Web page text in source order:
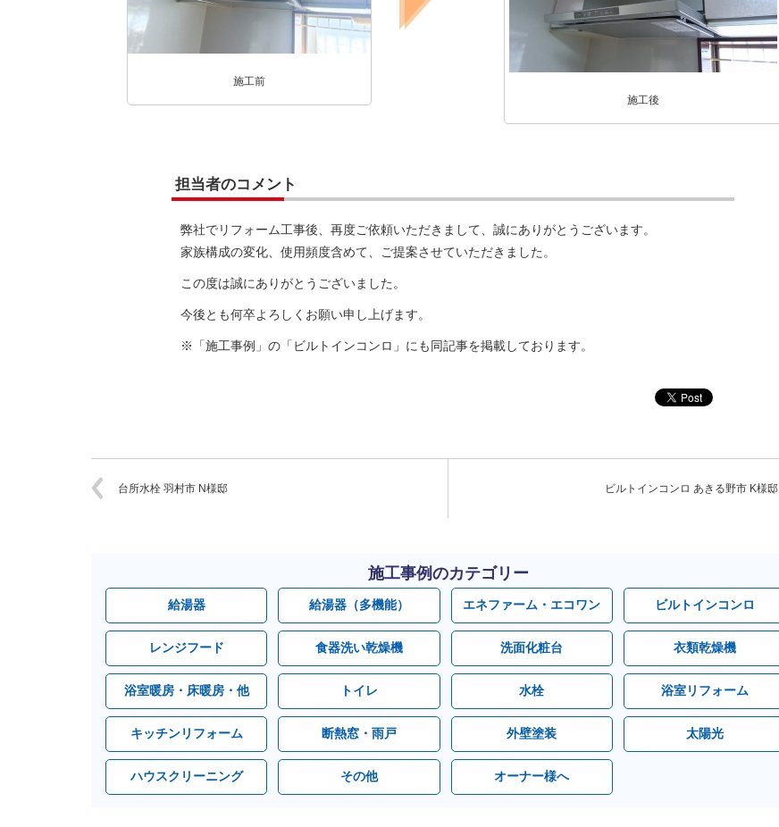
施工前
施工後
担当者のコメント
弊社でリフォーム工事後、再度ご依頼いただきまして、誠にありがとうございます。
家族構成の変化、使用頻度含めて、ご提案させていただきました。
この度は誠にありがとうございました。
今後とも何卒よろしくお願い申し上げます。
※「施工事例」の「ビルトインコンロ」にも同記事を掲載しております。
台所水栓 羽村市 N様邸 ビルトインコンロ あきる野市 K様邸
施工事例のカテゴリー
給湯器 給湯器（多機能） エネファーム・エコワン ビルトインコンロ
レンジフード 食器洗い乾燥機 洗面化粧台 衣類乾燥機
浴室暖房・床暖房・他 トイレ 水栓 浴室リフォーム
キッチンリフォーム 断熱窓・雨戸 外壁塗装 太陽光
ハウスクリーニング その他 オーナー様へ